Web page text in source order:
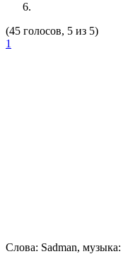
(45 голосов, 5 из 5)
1
Слова: Sadman, музыка: